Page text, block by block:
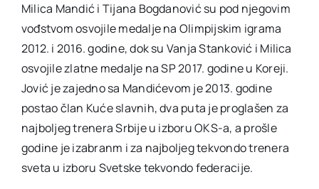
Milica Mandić i Tijana Bogdanović su pod njegovim
vođstvom osvojile medalje na Olimpijskim igrama
2012. i 2016. godine, dok su Vanja Stanković i Milica
osvojile zlatne medalje na SP 2017. godine u Koreji.
Jović je zajedno sa Mandićevom je 2013. godine
postao član Kuće slavnih, dva puta je proglašen za
najboljeg trenera Srbije u izboru OKS-a, a prošle
godine je izabranm i za najboljeg tekvondo trenera
sveta u izboru Svetske tekvondo federacije.